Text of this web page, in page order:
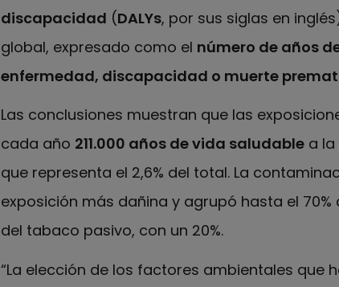
discapacidad (DALYs, por sus siglas en
global, expresado como el número de años
enfermedad, discapacidad o muerte
Las conclusiones muestran que las
cada año 211.000 años de vida saludablea la
que representa el 2,6% del total. La
exposición más dañina y agrupó hasta el
del tabaco pasivo, con un 20%.
“La elección de los factores ambientales que